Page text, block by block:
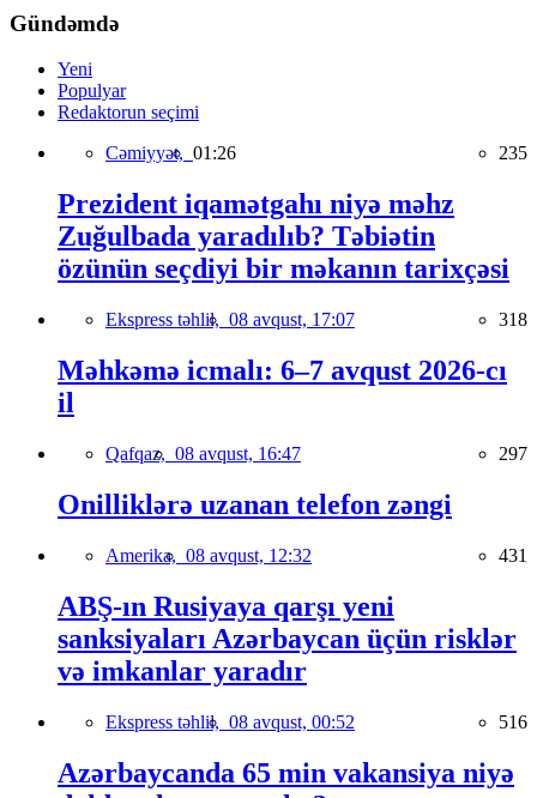
Gündəmdə
Yeni
Populyar
Redaktorun seçimi
Cəmiyyət, 01:26 235
Prezident iqamətgahı niyə məhz
Zuğulbada yaradılıb? Təbiətin
özünün seçdiyi bir məkanın tarixçəsi
Ekspress təhlil, 08 avqust, 17:07 318
Məhkəmə icmalı: 6–7 avqust 2026-cı
il
Qafqaz, 08 avqust, 16:47 297
Onilliklərə uzanan telefon zəngi
Amerika, 08 avqust, 12:32 431
ABŞ-ın Rusiyaya qarşı yeni
sanksiyaları Azərbaycan üçün risklər
və imkanlar yaradır
Ekspress təhlil, 08 avqust, 00:52 516
Azərbaycanda 65 min vakansiya niyə